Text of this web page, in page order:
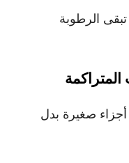
الرطوبة
صغيرة بدل